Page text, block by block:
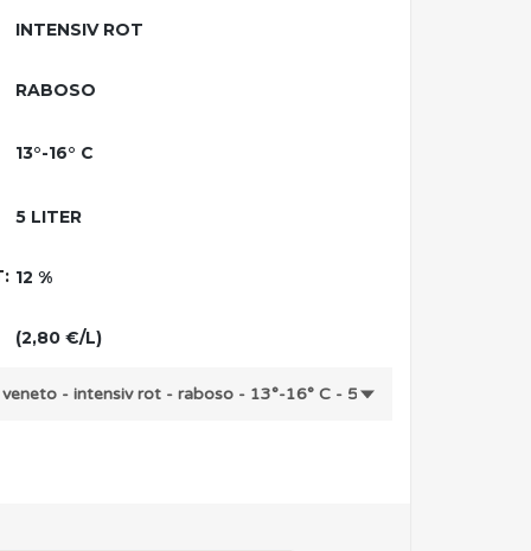
INTENSIV ROT
RABOSO
13°-16° C
5 LITER
12 %
(2,80 €/L)